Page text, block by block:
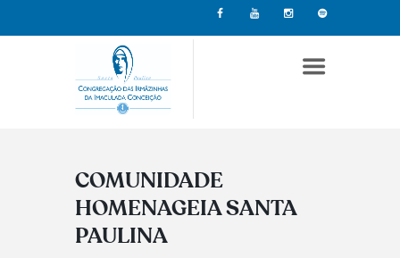
COMUNIDADE
HOMENAGEIA SANTA
PAULINA